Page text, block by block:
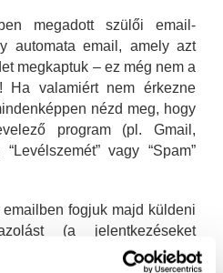
megadott szülői email-
automata email, amely azt
megkaptuk – ez még nem a
Ha valamiért nem érkezne
nézd meg, hogy
program (pl. Gmail,
vagy “Spam”
fogjuk majd küldeni
(a jelentkezéseket
személyesen is ellenőrzi),